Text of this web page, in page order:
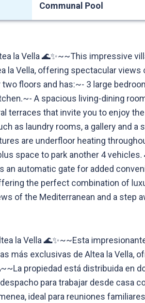
Communal Pool
la Vella 🌊✨~~This impressive
la Vella, offering spectacular
floors and has:~- 3 large
A spacious living-dining
terraces that invite you to enjoy
as laundry rooms, a gallery and
are underfloor heating
space to park another 4
an automatic gate for added
the perfect combination of
of the Mediterranean and a step
la Vella 🌊✨~~Esta
más exclusivas de Altea la Vella,
propiedad está distribuida en
para trabajar desde casa
ideal para reuniones